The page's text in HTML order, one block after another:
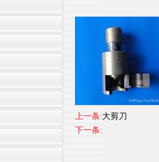
上一条:大剪刀
下一条: